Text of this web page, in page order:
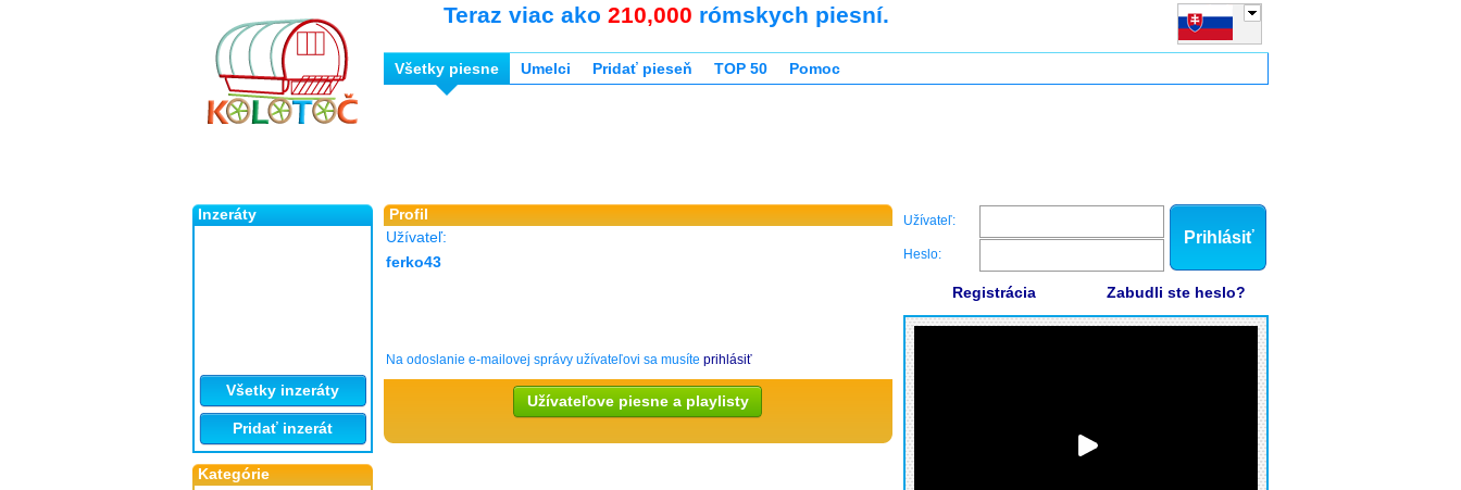
Inzeráty
Všetky inzeráty
Pridať inzerát
Kategórie
Teraz viac ako 210,000 rómskych piesní.
Všetky piesne Umelci Pridať pieseň TOP 50 Pomoc
Profil
Užívateľ:
ferko43
Na odoslanie e-mailovej správy užívateľovi sa musíte prihlásiť
Užívateľove piesne a playlisty
Užívateľ:
Heslo:
Prihlásiť
Registrácia Zabudli ste heslo?